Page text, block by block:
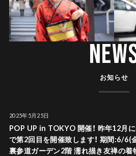
お知らせ
2025年5月25日
POP UP in TOKYO 開催！ 昨年12月
で第2回目を開催致します！ 期間:6/
裏参道ガーデン2階 濡れ描き友禅の着